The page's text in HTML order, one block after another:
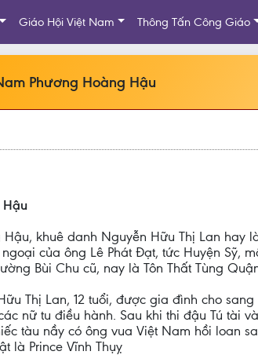
Giáo Hội Việt Nam Thông Tấn Công Giáo
Phương Hoàng Hậu
Hậu
khuê danh Nguyễn Hữu Thị Lan hay
của ông Lê Phát Đạt, tức Huyện Sỹ,
Bùi Chu cũ, nay là Tôn Thất Tùng
Thị Lan, 12 tuổi, được gia đình cho
nữ tu điều hành. Sau khi thi đậu Tú tài
tàu nầy có ông vua Việt Nam hồi loan
là Prince Vĩnh Thụỵ